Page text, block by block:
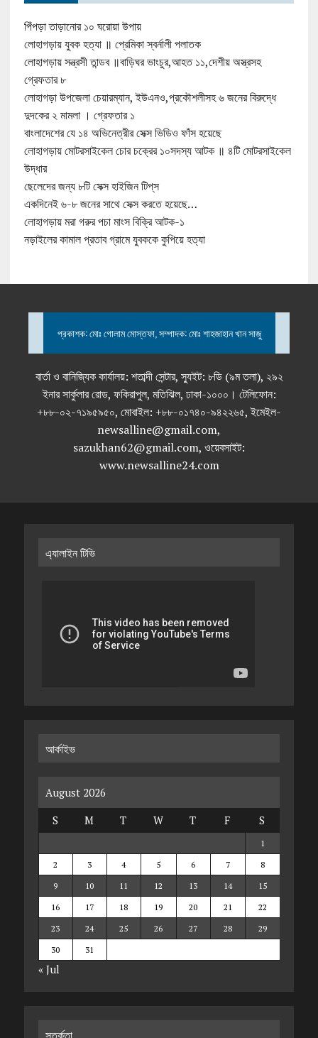
পিঁপড়া তাড়ানোর ১০ ঘরোয়া উপায়
লোহাগড়ায় যুবক হত্যা ॥ প্রেমিকা স্বর্নালী পলাতক
লোহাগড়ায় সন্ত্রসী তান্ডব ॥বাড়িঘর ভাংচুর,আহত ১১,দেশীয় অস্ত্রসহ
গ্রেফতার ৮
লোহাগড়া উপজেলা চেয়ারম্যান, ইউএনও,প্রকৌশলীসহ ৬ জনের বিরুদ্ধে
দুদকের ২ মামলা । গ্রেফতার ১
বাংলাদেশের যে ১৪ অভিনেত্রীর সেক্স ভিডিও ফাঁস হয়েছে
লোহাগড়ায় মোটরসাইকেল চোর চক্রের ১০সদস্য আটক ॥ ৪টি মোটরসাইকেল
উদ্ধার
ছেলেদের জন্য ৮টি সেক্স হাইজিন টিপ্‌স
একদিনেই ৬-৮ জনের সাথে সেক্স করতে হয়েছে…
লোহাগড়ায় মরা গরুর পচা মাংস বিক্রি আটক-১
নড়াইলের কামাল প্রতাব গ্রামে যুবককে কুপিয়ে হত্যা
প্রকাশক: মোঃ গোলাম মোস্তফা, সম্পাদক: মোঃ শাহজাহান খান সাজু
বার্তা ও বানিজ্যিক কার্যালয়: শতাব্দী সেন্টার, স্যুইট: ৮ডি (৯ম তলা), ২৯২
ইনার সার্কুলার রোড, ফকিরাপুল, মতিঝিল, ঢাকা-১০০০। টেলিফোন:
+৮৮-০২-৭১৯৫৯৫০, মোবাইল: +৮৮-০১৭৪০-৯৪২২৬৫, ইমেইল-
newsalline@gmail.com,
sazukhan62@gmail.com, ওয়েবসাইট:
www.newsalline24.com
এ্যালাইন টিভি
আর্কাইভ
August 2026
S
M T W T F S
1
2
3 4 5 6 7
8
9
10 11 12 13 14
15
16
17 18 19 20 21
22
23
24 25 26 27 28
29
30
31
« Jul